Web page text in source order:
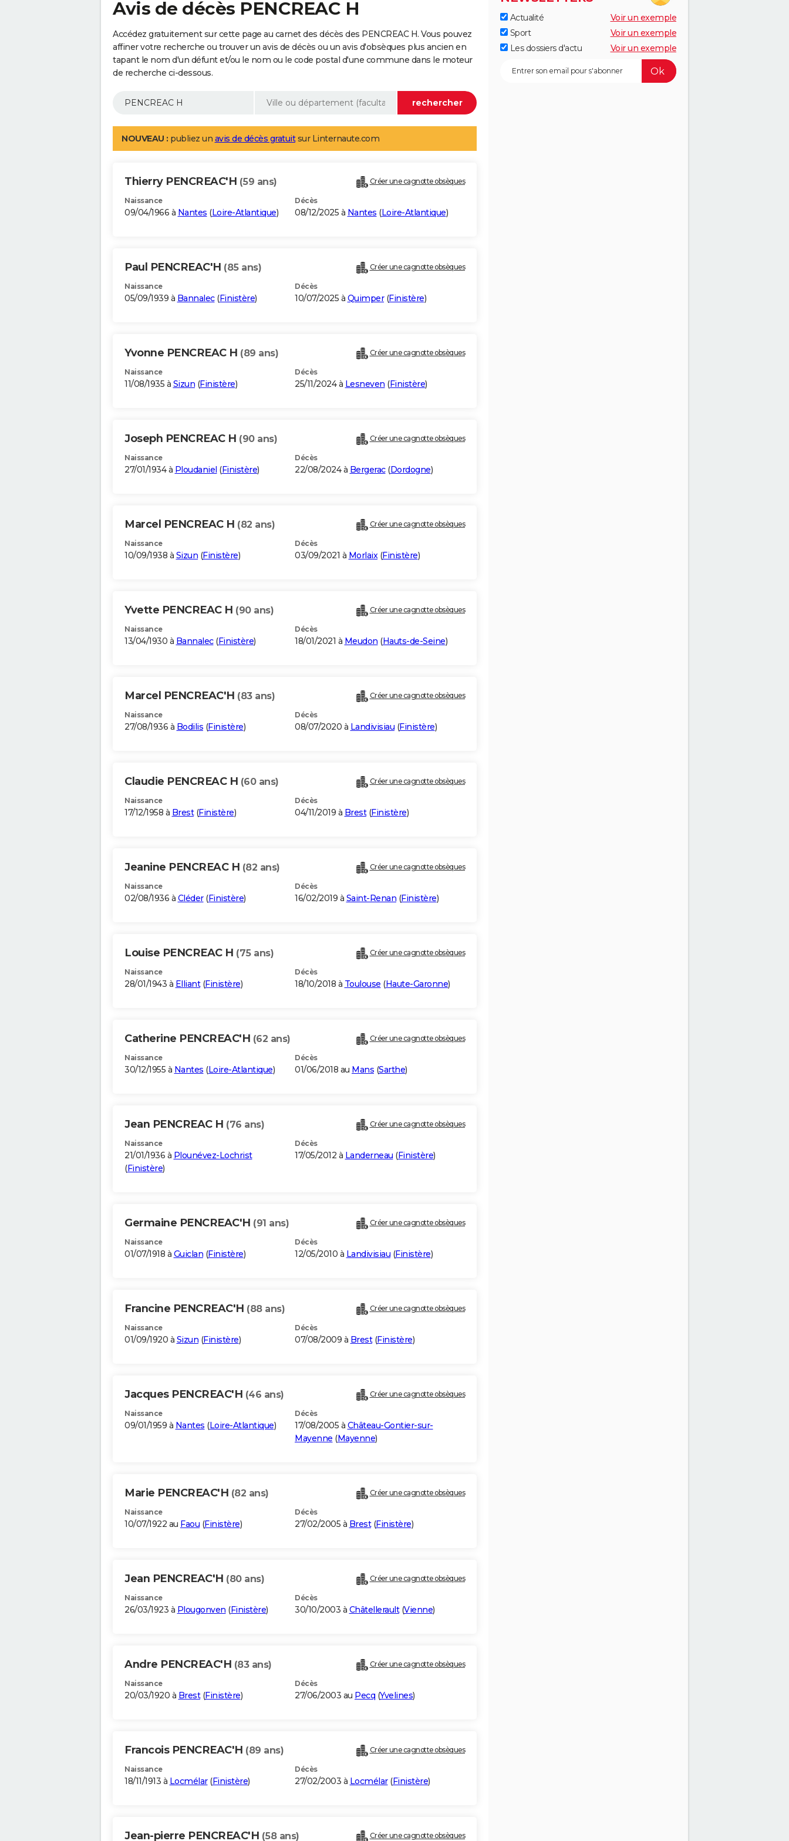
Avis de décès PENCREAC H
Accédez gratuitement sur cette page au carnet des décès des PENCREAC H. Vous pouvez
affiner votre recherche ou trouver un avis de décès ou un avis d'obsèques plus ancien en
tapant le nom d'un défunt et/ou le nom ou le code postal d'une commune dans le moteur
de recherche ci-dessous.
NOUVEAU : publiez un avis de décès gratuitsur Linternaute.com
Thierry PENCREAC'H (59 ans) Créer une cagnotte obsèques
Naissance
09/04/1966 à Nantes (Loire-Atlantique)
Décès
08/12/2025 à Nantes (Loire-Atlantique)
Paul PENCREAC'H (85 ans) Créer une cagnotte obsèques
Naissance
05/09/1939 à Bannalec(Finistère)
Décès
10/07/2025 à Quimper(Finistère)
Yvonne PENCREAC H (89 ans) Créer une cagnotte obsèques
Naissance
11/08/1935 à Sizun (Finistère)
Décès
25/11/2024 à Lesneven (Finistère)
Joseph PENCREAC H (90 ans) Créer une cagnotte obsèques
Naissance
27/01/1934 à Ploudaniel (Finistère)
Décès
22/08/2024 à Bergerac(Dordogne)
Marcel PENCREAC H (82 ans) Créer une cagnotte obsèques
Naissance
10/09/1938 à Sizun (Finistère)
Décès
03/09/2021 à Morlaix(Finistère)
Yvette PENCREAC H (90 ans) Créer une cagnotte obsèques
Naissance
13/04/1930 à Bannalec(Finistère)
Décès
18/01/2021 à Meudon (Hauts-de-Seine)
Marcel PENCREAC'H (83 ans) Créer une cagnotte obsèques
Naissance
27/08/1936 à Bodilis (Finistère)
Décès
08/07/2020 à Landivisiau (Finistère)
Claudie PENCREAC H (60 ans) Créer une cagnotte obsèques
Naissance
17/12/1958 à Brest(Finistère)
Décès
04/11/2019 à Brest(Finistère)
Jeanine PENCREAC H (82 ans) Créer une cagnotte obsèques
Naissance
02/08/1936 à Cléder(Finistère)
Décès
16/02/2019 à Saint-Renan (Finistère)
Louise PENCREAC H (75 ans) Créer une cagnotte obsèques
Naissance
28/01/1943 à Elliant(Finistère)
Décès
18/10/2018 à Toulouse (Haute-Garonne)
Catherine PENCREAC'H (62 ans) Créer une cagnotte obsèques
Naissance
30/12/1955 à Nantes (Loire-Atlantique)
Décès
01/06/2018 au Mans (Sarthe)
Jean PENCREAC H (76 ans) Créer une cagnotte obsèques
Naissance
21/01/1936 à Plounévez-Lochrist
(Finistère)
Décès
17/05/2012 à Landerneau (Finistère)
Germaine PENCREAC'H (91 ans) Créer une cagnotte obsèques
Naissance
01/07/1918 à Guiclan (Finistère)
Décès
12/05/2010 à Landivisiau (Finistère)
Francine PENCREAC'H (88 ans) Créer une cagnotte obsèques
Naissance
01/09/1920 à Sizun (Finistère)
Décès
07/08/2009 à Brest(Finistère)
Jacques PENCREAC'H (46 ans) Créer une cagnotte obsèques
Naissance
09/01/1959 à Nantes (Loire-Atlantique)
Décès
17/08/2005 à Château-Gontier-sur-
Mayenne (Mayenne)
Marie PENCREAC'H (82 ans) Créer une cagnotte obsèques
Naissance
10/07/1922 au Faou (Finistère)
Décès
27/02/2005 à Brest(Finistère)
Jean PENCREAC'H (80 ans) Créer une cagnotte obsèques
Naissance
26/03/1923 à Plougonven (Finistère)
Décès
30/10/2003 à Châtellerault(Vienne)
Andre PENCREAC'H (83 ans) Créer une cagnotte obsèques
Naissance
20/03/1920 à Brest(Finistère)
Décès
27/06/2003 au Pecq (Yvelines)
Francois PENCREAC'H (89 ans) Créer une cagnotte obsèques
Naissance
18/11/1913 à Locmélar(Finistère)
Décès
27/02/2003 à Locmélar(Finistère)
Jean-pierre PENCREAC'H (58 ans) Créer une cagnotte obsèques
Actualité
Voir un exemple
Sport
Voir un exemple
Les dossiers d'actu
Voir un exemple